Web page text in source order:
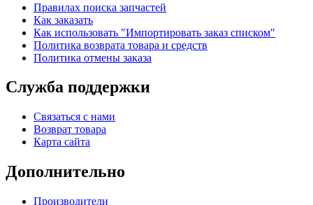
Правилах поиска запчастей
Как заказать
Как использовать "Импортировать заказ списком"
Политика возврата товара и средств
Политика отмены заказа
Служба поддержки
Связаться с нами
Возврат товара
Карта сайта
Дополнительно
Производители